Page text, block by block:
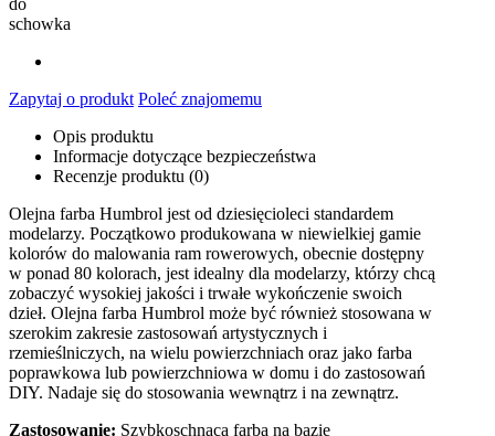
schowka
Zapytaj o produkt Poleć znajomemu
Opis produktu
Informacje dotyczące bezpieczeństwa
Recenzje produktu (0)
Olejna farba Humbrol jest od dziesięcioleci standardem
modelarzy. Początkowo produkowana w niewielkiej gamie
kolorów do malowania ram rowerowych, obecnie dostępny
w ponad 80 kolorach, jest idealny dla modelarzy, którzy chcą
zobaczyć wysokiej jakości i trwałe wykończenie swoich
dzieł. Olejna farba Humbrol może być również stosowana w
szerokim zakresie zastosowań artystycznych i
rzemieślniczych, na wielu powierzchniach oraz jako farba
poprawkowa lub powierzchniowa w domu i do zastosowań
DIY. Nadaje się do stosowania wewnątrz i na zewnątrz.
Zastosowanie: Szybkoschnąca farba na bazie